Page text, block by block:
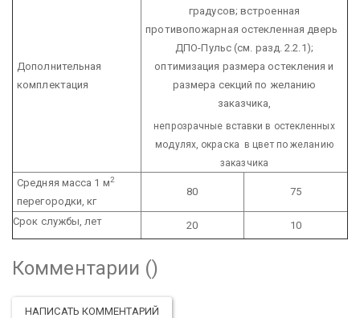
Дополнительная
комплектация
градусов; встроенная
противопожарная остекленная дверь
ДПО-Пульс (см. разд. 2.2.1);
оптимизация размера остекления и
размера секций по желанию
заказчика,
непрозрачные вставки в остекленных
модулях, окраска в цвет по желанию
заказчика
Средняя масса 1 м2
перегородки, кг
80 75
Срок службы, лет 20 10
Комментарии ()
НАПИСАТЬ КОММЕНТАРИЙ